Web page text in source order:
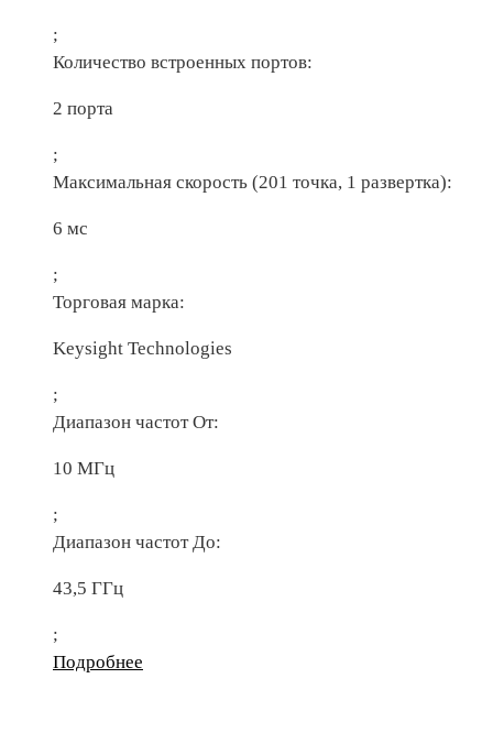
;
Количество встроенных портов:
2 порта
;
Максимальная скорость (201 точка, 1 развертка):
6 мс
;
Торговая марка:
Keysight Technologies
;
Диапазон частот От:
10 МГц
;
Диапазон частот До:
43,5 ГГц
;
Подробнее